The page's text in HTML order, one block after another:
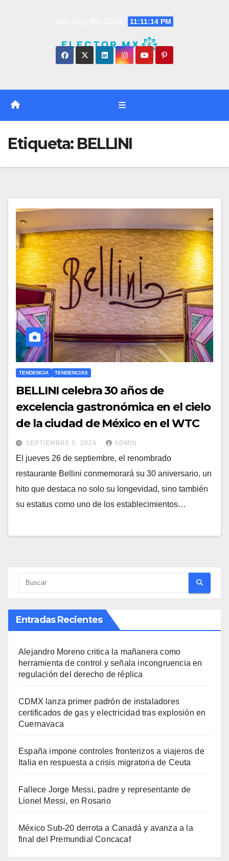
11:11:15 PM
Etiqueta: BELLINI
TENDENCIA TENDENCIAS
BELLINI celebra 30 años de
excelencia gastronómica en el cielo
de la ciudad de México en el WTC
SEPTIEMBRE 5, 2024 ADMIN
El jueves 26 de septiembre, el renombrado
restaurante Bellini conmemorará su 30 aniversario, un
hito que destaca no solo su longevidad, sino también
su estatus como uno de los establecimientos…
Entradas Recientes
Alejandro Moreno critica la mañanera como
herramienta de control y señala incongruencia en
regulación del derecho de réplica
CDMX lanza primer padrón de instaladores
certificados de gas y electricidad tras explosión en
Cuernavaca
España impone controles fronterizos a viajeros de
Italia en respuesta a crisis migratoria de Ceuta
Fallece Jorge Messi, padre y representante de
Lionel Messi, en Rosario
México Sub-20 derrota a Canadá y avanza a la
final del Premundial Concacaf